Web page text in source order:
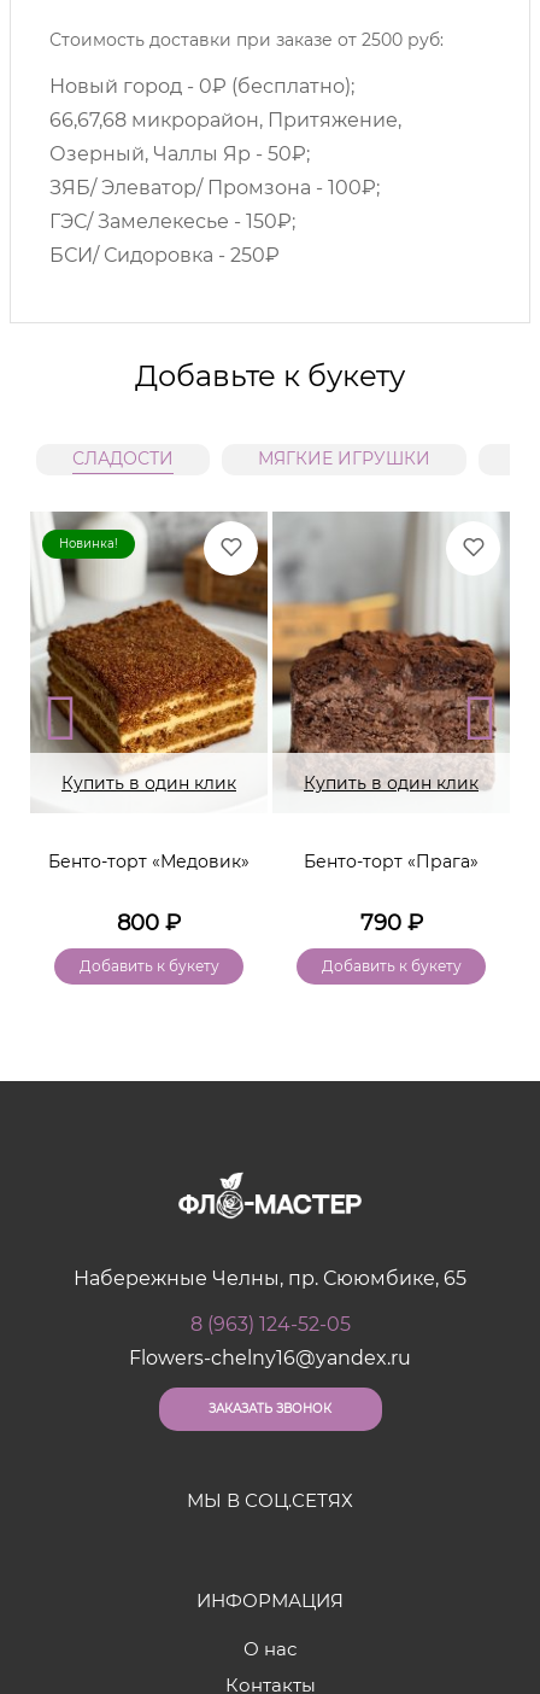
Стоимость доставки при заказе от 2500 руб:
Новый город - 0₽ (бесплатно);
66,67,68 микрорайон, Притяжение,
Озерный, Чаллы Яр - 50₽;
ЗЯБ/ Элеватор/ Промзона - 100₽;
ГЭС/ Замелекесье - 150₽;
БСИ/ Сидоровка - 250₽
Добавьте к букету
СЛАДОСТИ МЯГКИЕ ИГРУШКИ
Новинка!
Купить в один клик
Бенто-торт «Медовик»
800 ₽
Добавить к букету
Купить в один клик
Бенто-торт «Прага»
790₽
Добавить к букету
Набережные Челны, пр. Сююмбике, 65
8 (963) 124-52-05
Flowers-chelny16@yandex.ru
ЗАКАЗАТЬ ЗВОНОК
МЫ В СОЦ.СЕТЯХ
ИНФОРМАЦИЯ
О нас
Контакты